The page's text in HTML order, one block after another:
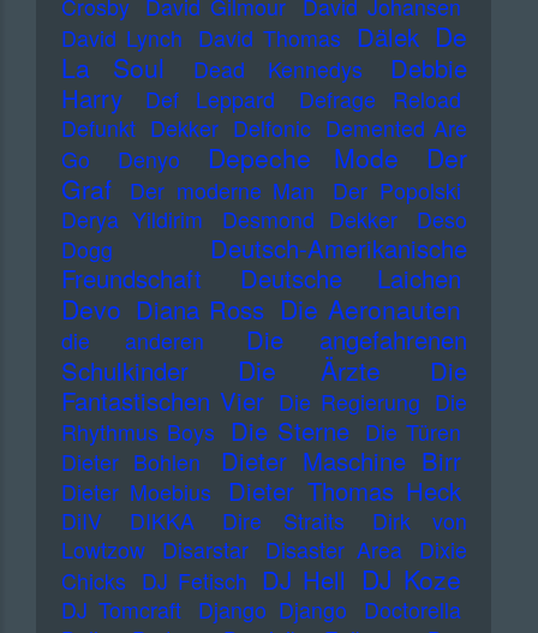
Crosby David Gilmour
David Johansen
David Lynch David Thomas Dälek De
La Soul
Dead Kennedys
Debbie
Harry
Def Leppard
Defrage Reload
Defunkt Dekker Delfonic Demented Are
Go
Denyo Depeche Mode
Der
Graf
Der moderne Man
Der Popolski
Derya Yildirim
Desmond Dekker
Deso
Dogg
Deutsch-Amerikanische
Freundschaft
Deutsche Laichen
Devo Diana Ross Die Aeronauten
die anderen
Die angefahrenen
Schulkinder
Die Ärzte
Die
Fantastischen Vier Die Regierung Die
Rhythmus Boys Die Sterne Die Türen
Dieter Bohlen
Dieter Maschine Birr
Dieter Moebius Dieter Thomas Heck
DiIV DIKKA Dire Straits
Dirk von
Lowtzow
Disarstar Disaster Area
Dixie
Chicks DJ Fetisch DJ Hell DJ Koze
DJ Tomcraft Django Django
Doctorella